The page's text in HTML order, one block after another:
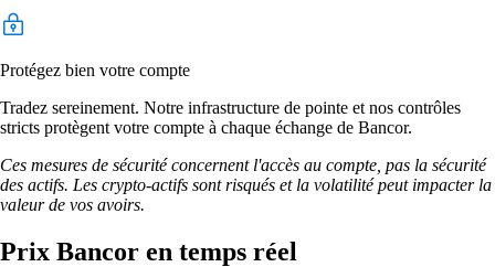
Protégez bien votre compte
Tradez sereinement. Notre infrastructure de pointe et nos contrôles
stricts protègent votre compte à chaque échange de Bancor.
Ces mesures de sécurité concernent l'accès au compte, pas la sécurité
des actifs. Les crypto-actifs sont risqués et la volatilité peut impacter la
valeur de vos avoirs.
Prix Bancor en temps réel